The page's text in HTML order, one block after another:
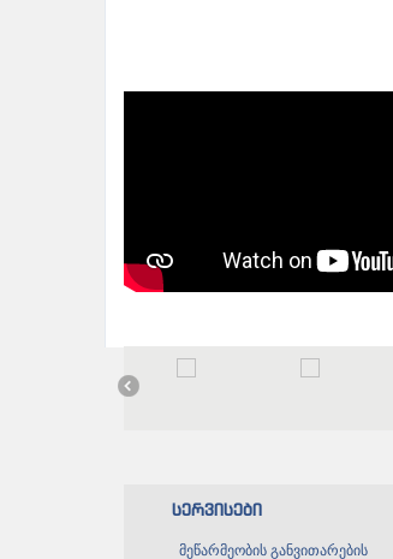
სერვისები
მეწარმეობის განვითარების